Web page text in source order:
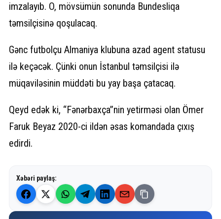
imzalayıb. O, mövsümün sonunda Bundesliqa
təmsilçisinə qoşulacaq.
Gənc futbolçu Almaniya klubuna azad agent statusu
ilə keçəcək. Çünki onun İstanbul təmsilçisi ilə
müqaviləsinin müddəti bu yay başa çatacaq.
Qeyd edək ki, “Fənərbaxça”nin yetirməsi olan Ömer
Faruk Beyaz 2020-ci ildən əsas komandada çıxış
edirdi.
Xəbəri paylaş: